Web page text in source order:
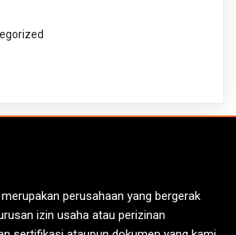
perusahaan yang bergerak
izin usaha atau perizinan